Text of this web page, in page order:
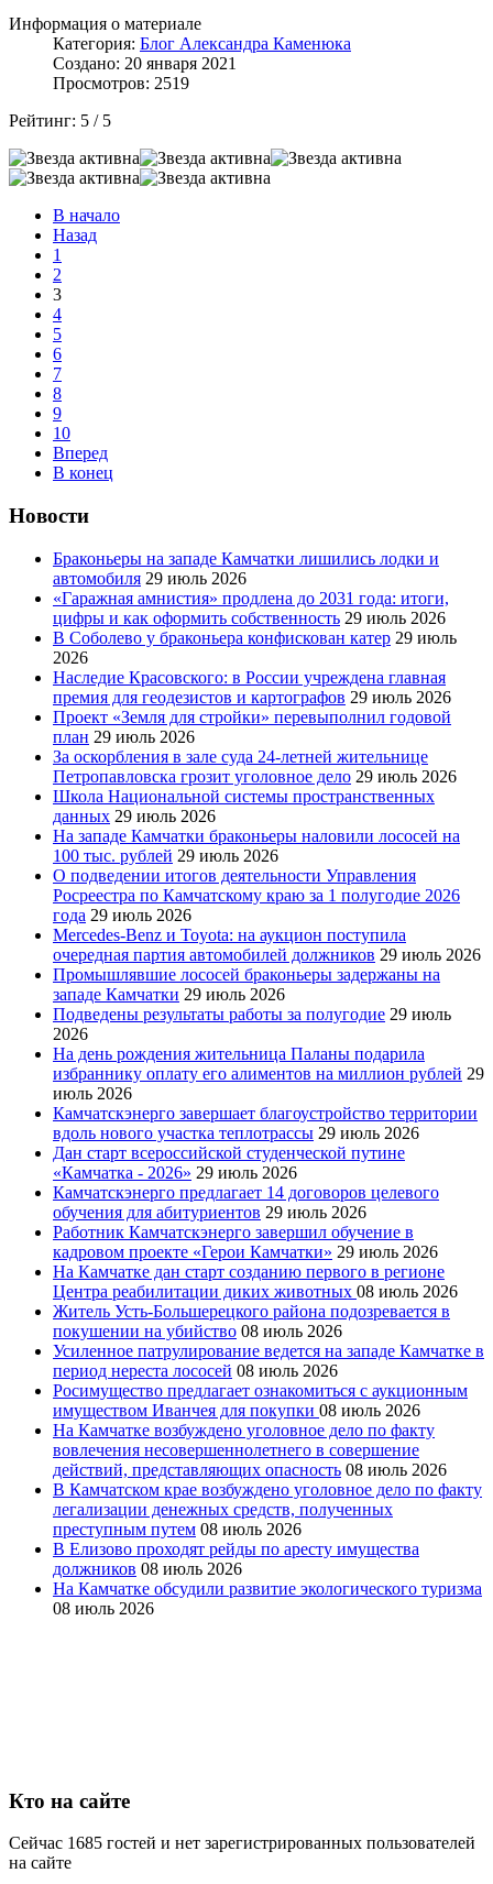
Информация о материале
Категория: Блог Александра Каменюка
Создано: 20 января 2021
Просмотров: 2519
Рейтинг: 5 / 5
В начало
Назад
1
2
3
4
5
6
7
8
9
10
Вперед
В конец
Новости
Браконьеры на западе Камчатки лишились лодки и
автомобиля 29 июль 2026
«Гаражная амнистия» продлена до 2031 года: итоги,
цифры и как оформить собственность 29 июль 2026
В Соболево у браконьера конфискован катер 29 июль
2026
Наследие Красовского: в России учреждена главная
премия для геодезистов и картографов 29 июль 2026
Проект «Земля для стройки» перевыполнил годовой
план 29 июль 2026
За оскорбления в зале суда 24-летней жительнице
Петропавловска грозит уголовное дело 29 июль 2026
Школа Национальной системы пространственных
данных 29 июль 2026
На западе Камчатки браконьеры наловили лососей на
100 тыс. рублей 29 июль 2026
О подведении итогов деятельности Управления
Росреестра по Камчатскому краю за 1 полугодие 2026
года 29 июль 2026
Mercedes-Benz и Toyota: на аукцион поступила
очередная партия автомобилей должников 29 июль 2026
Промышлявшие лососей браконьеры задержаны на
западе Камчатки 29 июль 2026
Подведены результаты работы за полугодие 29 июль
2026
На день рождения жительница Паланы подарила
избраннику оплату его алиментов на миллион рублей 29
июль 2026
Камчатскэнерго завершает благоустройство территории
вдоль нового участка теплотрассы 29 июль 2026
Дан старт всероссийской студенческой путине
«Камчатка - 2026» 29 июль 2026
Камчатскэнерго предлагает 14 договоров целевого
обучения для абитуриентов 29 июль 2026
Работник Камчатскэнерго завершил обучение в
кадровом проекте «Герои Камчатки» 29 июль 2026
На Камчатке дан старт созданию первого в регионе
Центра реабилитации диких животных 08 июль 2026
Житель Усть-Большерецкого района подозревается в
покушении на убийство 08 июль 2026
Усиленное патрулирование ведется на западе Камчатке в
период нереста лососей 08 июль 2026
Росимущество предлагает ознакомиться с аукционным
имуществом Иванчея для покупки 08 июль 2026
На Камчатке возбуждено уголовное дело по факту
вовлечения несовершеннолетнего в совершение
действий, представляющих опасность 08 июль 2026
В Камчатском крае возбуждено уголовное дело по факту
легализации денежных средств, полученных
преступным путем 08 июль 2026
В Елизово проходят рейды по аресту имущества
должников 08 июль 2026
На Камчатке обсудили развитие экологического туризма
08 июль 2026
Кто на сайте
Сейчас 1685 гостей и нет зарегистрированных пользователей
на сайте